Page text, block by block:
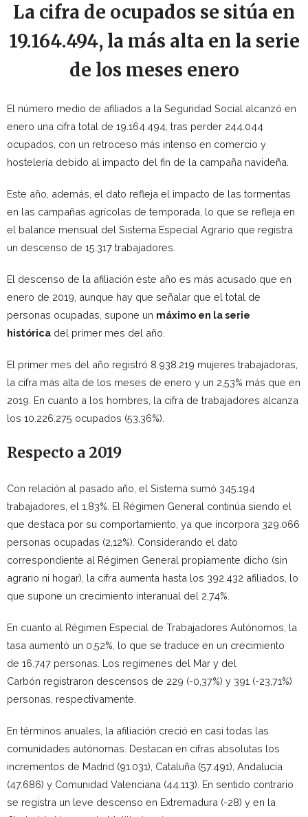
La cifra de ocupados se sitúa en
19.164.494, la más alta en la serie
de los meses enero
El número medio de afiliados a la Seguridad Social alcanzó en
enero una cifra total de 19.164.494, tras perder 244.044
ocupados, con un retroceso más intenso en comercio y
hostelería debido al impacto del fin de la campaña navideña.
Este año, además, el dato refleja el impacto de las tormentas
en las campañas agrícolas de temporada, lo que se refleja en
el balance mensual del Sistema Especial Agrario que registra
un descenso de 15.317 trabajadores.
El descenso de la afiliación este año es más acusado que en
enero de 2019, aunque hay que señalar que el total de
personas ocupadas, supone un máximo en la serie
histórica del primer mes del año.
El primer mes del año registró 8.938.219 mujeres trabajadoras,
la cifra más alta de los meses de enero y un 2,53% más que en
2019. En cuanto a los hombres, la cifra de trabajadores alcanza
los 10.226.275 ocupados (53,36%).
Respecto a 2019
Con relación al pasado año, el Sistema sumó 345.194
trabajadores, el 1,83%. El Régimen General continúa siendo el
que destaca por su comportamiento, ya que incorpora 329.066
personas ocupadas (2,12%). Considerando el dato
correspondiente al Régimen General propiamente dicho (sin
agrario ni hogar), la cifra aumenta hasta los 392.432 afiliados, lo
que supone un crecimiento interanual del 2,74%.
En cuanto al Régimen Especial de Trabajadores Autónomos, la
tasa aumentó un 0,52%, lo que se traduce en un crecimiento
de 16.747 personas. Los regímenes del Mar y del
Carbón registraron descensos de 229 (-0,37%) y 391 (-23,71%)
personas, respectivamente.
En términos anuales, la afiliación creció en casi todas las
comunidades autónomas. Destacan en cifras absolutas los
incrementos de Madrid (91.031), Cataluña (57.491), Andalucía
(47.686) y Comunidad Valenciana (44.113). En sentido contrario
se registra un leve descenso en Extremadura (-28) y en la